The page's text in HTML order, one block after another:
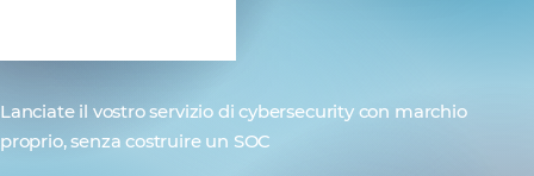
Lanciate il vostro servizio di cybersecurity con marchio
proprio, senza costruire un SOC